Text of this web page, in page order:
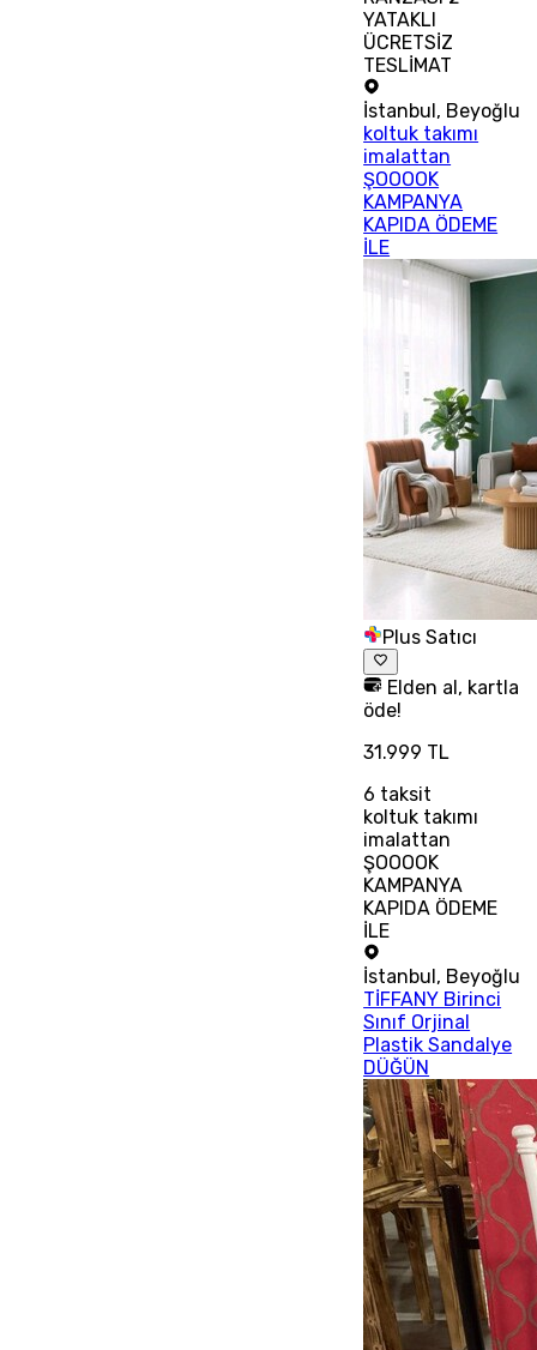
YATAKLI
ÜCRETSİZ
TESLİMAT
İstanbul, Beyoğlu
koltuk takımı
imalattan
ŞOOOOK
KAMPANYA
KAPIDA ÖDEME
İLE
Plus Satıcı
Elden al, kartla
öde!
31.999 TL
6 taksit
koltuk takımı
imalattan
ŞOOOOK
KAMPANYA
KAPIDA ÖDEME
İLE
İstanbul, Beyoğlu
TİFFANY Birinci
Sınıf Orjinal
Plastik Sandalye
DÜĞÜN